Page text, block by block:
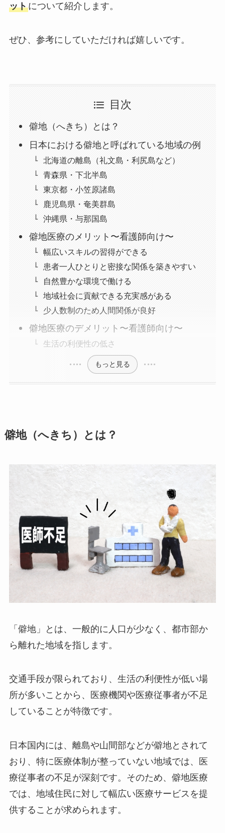
ットについて紹介します。
ぜひ、参考にしていただければ嬉しいです。
目次
僻地（へきち）とは？
日本における僻地と呼ばれている地域の例
北海道の離島（礼文島・利尻島など）
青森県・下北半島
東京都・小笠原諸島
鹿児島県・奄美群島
沖縄県・与那国島
僻地医療のメリット〜看護師向け〜
幅広いスキルの習得ができる
患者一人ひとりと密接な関係を築きやすい
自然豊かな環境で働ける
地域社会に貢献できる充実感がある
少人数制のため人間関係が良好
僻地医療のデメリット〜看護師向け〜
生活の利便性の低さ
もっと見る
僻地（へきち）とは？
「僻地」とは、一般的に人口が少なく、都市部か
ら離れた地域を指します。
交通手段が限られており、生活の利便性が低い場
所が多いことから、医療機関や医療従事者が不足
していることが特徴です。
日本国内には、離島や山間部などが僻地とされて
おり、特に医療体制が整っていない地域では、医
療従事者の不足が深刻です。そのため、僻地医療
では、地域住民に対して幅広い医療サービスを提
供することが求められます。